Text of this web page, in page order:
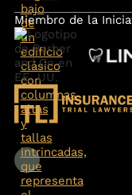
Miembro de la